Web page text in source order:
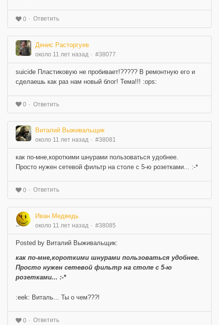
0 Ответить
Денис Расторгуев
около 11 лет назад #38077
suicide Пластиковую не пробивает!????? В ремонтную его и
сделаешь как раз нам новый блог! Тема!!! :ops:
0 Ответить
Виталий Выживальщик
около 11 лет назад #38081
как по-мне,короткими шнурами пользоваться удобнее.
Просто нужен сетевой фильтр на столе с 5-ю розетками... :-*
0 Ответить
Иван Медведь
около 11 лет назад #38085
Posted by Виталий Выживальщик:
как по-мне,короткими шнурами пользоваться удобнее.
Просто нужен сетевой фильтр на столе с 5-ю
розетками... :-*
:eek: Виталь... Ты о чем???!
0 Ответить